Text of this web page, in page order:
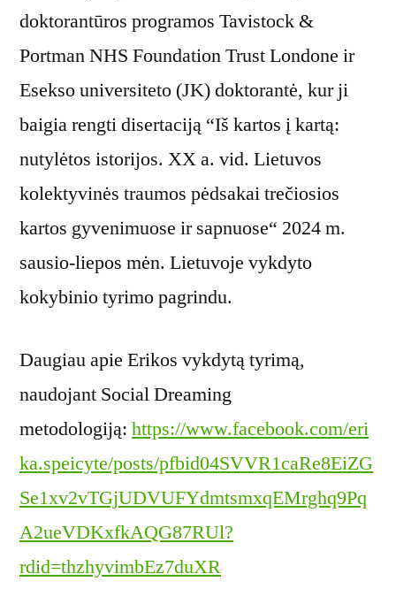
doktorantūros programos Tavistock &
Portman NHS Foundation Trust Londone ir
Esekso universiteto (JK) doktorantė, kur ji
baigia rengti disertaciją “Iš kartos į kartą:
nutylėtos istorijos. XX a. vid. Lietuvos
kolektyvinės traumos pėdsakai trečiosios
kartos gyvenimuose ir sapnuose“ 2024 m.
sausio-liepos mėn. Lietuvoje vykdyto
kokybinio tyrimo pagrindu.
Daugiau apie Erikos vykdytą tyrimą,
naudojant Social Dreaming
metodologiją: https://www.facebook.com/eri
ka.speicyte/posts/pfbid04SVVR1caRe8EiZG
Se1xv2vTGjUDVUFYdmtsmxqEMrghq9Pq
A2ueVDKxfkAQG87RUl?
rdid=thzhyvimbEz7duXR